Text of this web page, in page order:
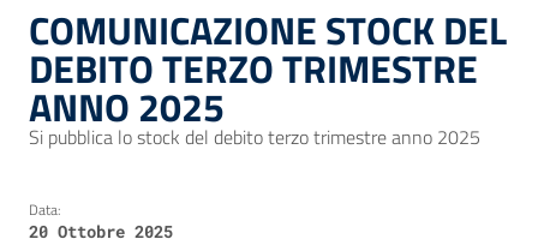
COMUNICAZIONE STOCK DEL
DEBITO TERZO TRIMESTRE
ANNO 2025
Si pubblica lo stock del debito terzo trimestre anno 2025
Data:
20 Ottobre 2025